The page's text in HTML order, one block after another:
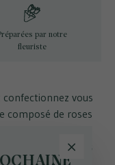
confectionnez vous
composé de roses
vos
par notre
fleuriste